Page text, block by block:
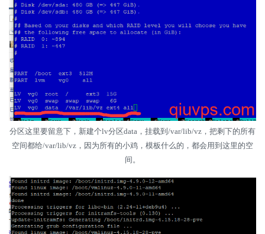
分区这里要留意下，新建个lv分区data，挂载到/var/lib/vz，把剩下的所有
空间都给/var/lib/vz，因为所有的小鸡，模板什么的，都会用到这里的空
间。